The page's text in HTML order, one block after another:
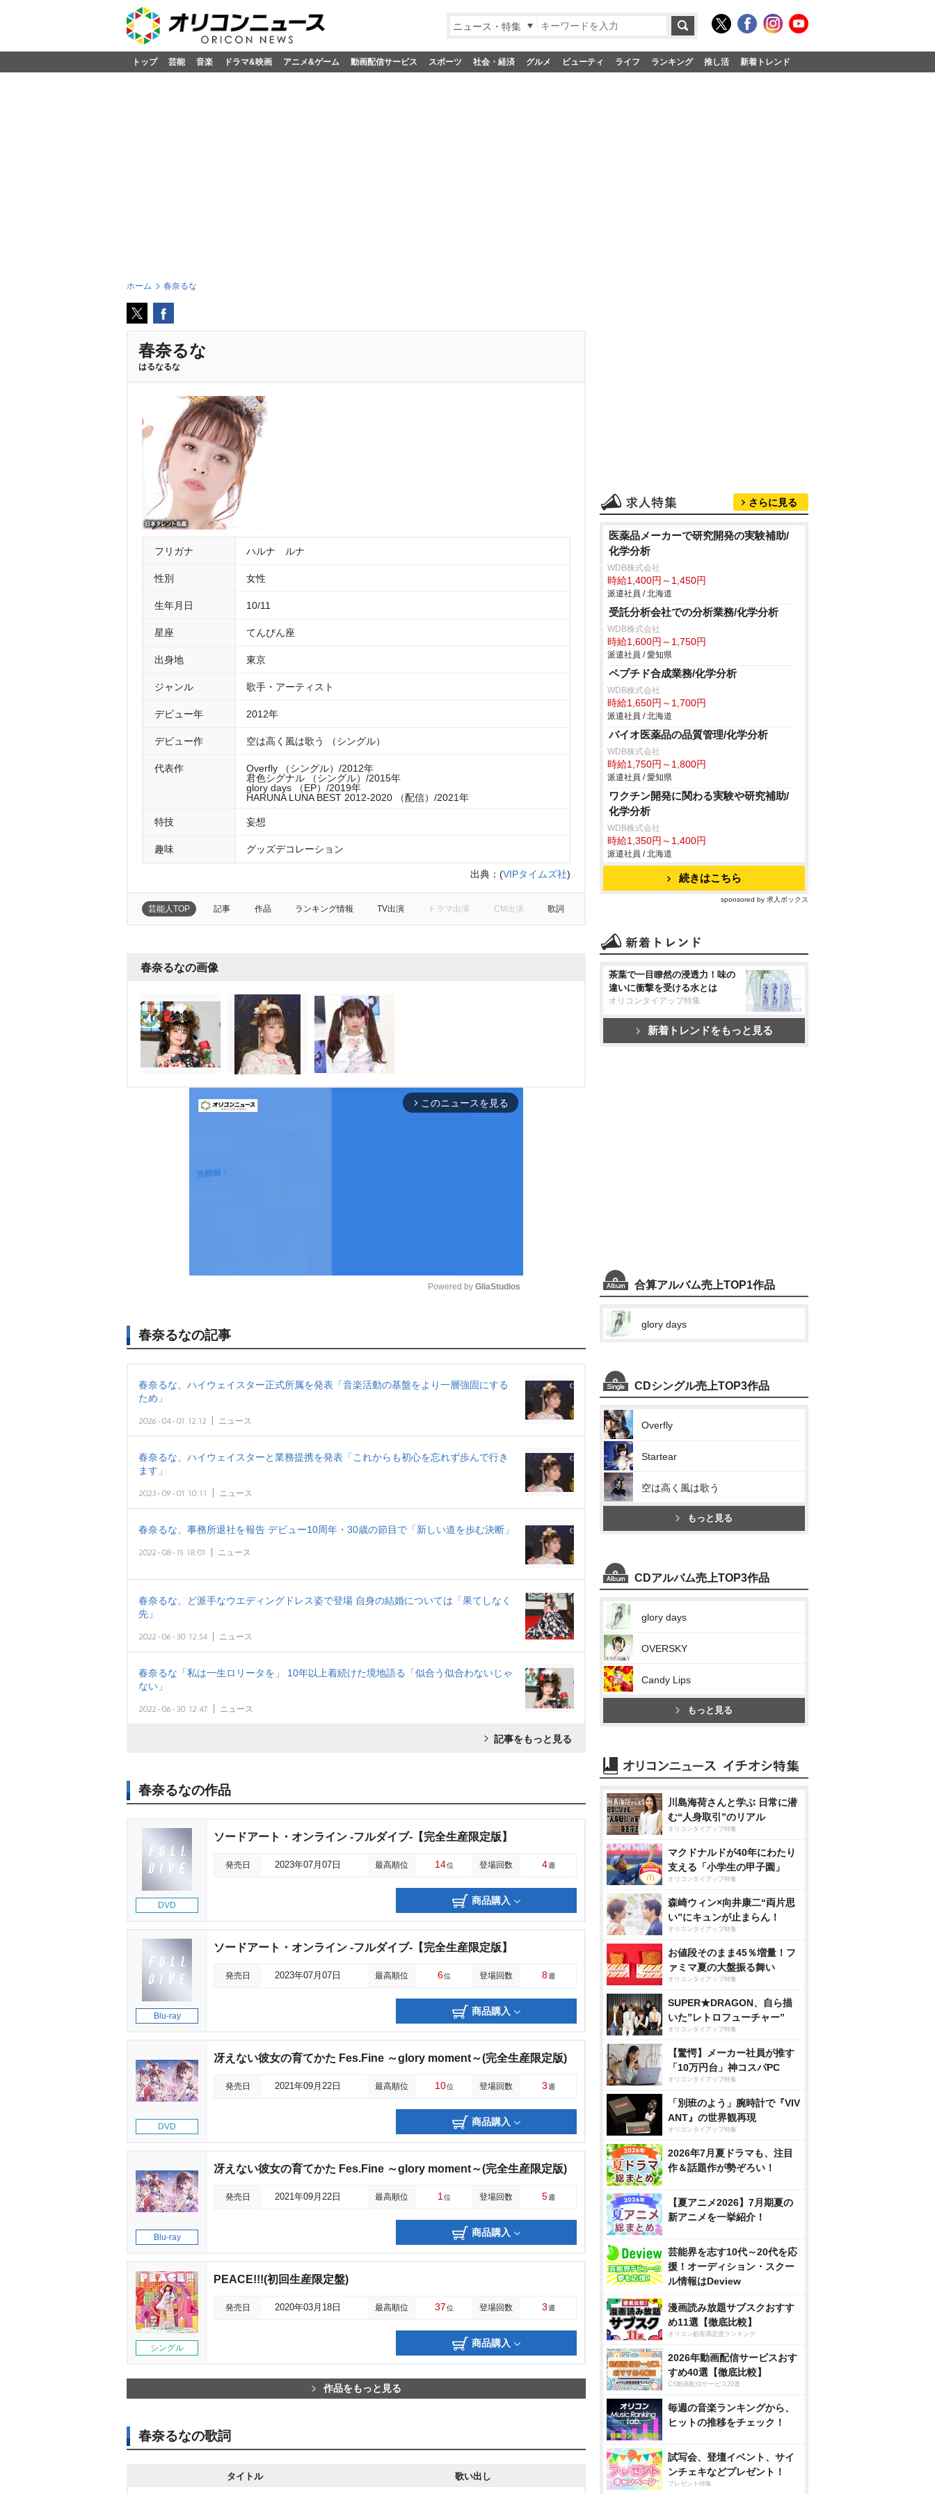
ニュース・特集
トップ 芸能 音楽 ドラマ&映画 アニメ&ゲーム 動画配信サービス スポーツ 社会・経済 グルメ ビューティ ライフ ランキング 推し活 新着トレンド
ホーム 春奈るな
春奈るな
はるなるな
フリガナ ハルナ ルナ
性別 女性
生年月日 10/11
星座 てんびん座
出身地 東京
ジャンル 歌手・アーティスト
デビュー年 2012年
デビュー作 空は高く風は歌う （シングル）
代表作
Overfly （シングル）/2012年
君色シグナル （シングル）/2015年
glory days （EP）/2019年
HARUNA LUNA BEST 2012-2020 （配信）/2021年
特技 妄想
趣味 グッズデコレーション
出典： (VIPタイムズ社)
芸能人TOP 記事 作品 ランキング情報 TV出演 ドラマ出演 CM出演 歌詞
春奈るなの画像
arrow_forward_ios このニュースを見る
u
e
Powered by GliaStudios
春奈るなの記事
春奈るな、ハイウェイスター正式所属を発表「音楽活動の基盤をより一層強固にする
ため」
2026-04-01 12:12 ニュース
春奈るな、ハイウェイスターと業務提携を発表「これからも初心を忘れず歩んで行き
ます」
2023-09-01 10:11 ニュース
春奈るな、事務所退社を報告 デビュー10周年・30歳の節目で「新しい道を歩む決断」
2022-08-15 18:01 ニュース
春奈るな、ど派手なウエディングドレス姿で登場 自身の結婚については「果てしなく
先」
2022-06-30 12:54 ニュース
春奈るな「私は一生ロリータを」 10年以上着続けた境地語る「似合う似合わないじゃ
ない」
2022-06-30 12:47 ニュース
記事をもっと見る
春奈るなの作品
DVD
ソードアート・オンライン -フルダイブ-【完全生産限定版】
発売日 2023年07月07日 最高順位 14位 登場回数 4週
商品購入
Blu-ray
ソードアート・オンライン -フルダイブ-【完全生産限定版】
発売日 2023年07月07日 最高順位 6位 登場回数 8週
商品購入
DVD
冴えない彼女の育てかた Fes.Fine ～glory moment～(完全生産限定版)
発売日 2021年09月22日 最高順位 10位 登場回数 3週
商品購入
Blu-ray
冴えない彼女の育てかた Fes.Fine ～glory moment～(完全生産限定版)
発売日 2021年09月22日 最高順位 1 位 登場回数 5週
商品購入
シングル
PEACE!!!(初回生産限定盤)
発売日 2020年03月18日 最高順位 37位 登場回数 3週
商品購入
作品をもっと見る
春奈るなの歌詞
タイトル 歌い出し
さらに見る
医薬品メーカーで研究開発の実験補助/
化学分析
WDB株式会社
時給1,400円～1,450円
派遣社員 / 北海道
受託分析会社での分析業務/化学分析
WDB株式会社
時給1,600円～1,750円
派遣社員 / 愛知県
ペプチド合成業務/化学分析
WDB株式会社
時給1,650円～1,700円
派遣社員 / 北海道
バイオ医薬品の品質管理/化学分析
WDB株式会社
時給1,750円～1,800円
派遣社員 / 愛知県
ワクチン開発に関わる実験や研究補助/
化学分析
WDB株式会社
時給1,350円～1,400円
派遣社員 / 北海道
続きはこちら
sponsored by 求人ボックス
茶葉で一目瞭然の浸透力！味の
違いに衝撃を受ける水とは
オリコンタイアップ特集
新着トレンドをもっと見る
合算アルバム売上TOP1作品
glory days
CDシングル売上TOP3作品
Overfly
Startear
空は高く風は歌う
もっと見る
CDアルバム売上TOP3作品
glory days
OVERSKY
Candy Lips
もっと見る
川島海荷さんと学ぶ 日常に潜
む“人身取引”のリアル
オリコンタイアップ特集
マクドナルドが40年にわたり
支える「小学生の甲子園」
オリコンタイアップ特集
森崎ウィン×向井康二“両片思
い”にキュンが止まらん！
オリコンタイアップ特集
お値段そのまま45％増量！フ
ァミマ夏の大盤振る舞い
オリコンタイアップ特集
SUPER★DRAGON、自ら描
いた”レトロフューチャー”
オリコンタイアップ特集
【驚愕】メーカー社員が推す
「10万円台」神コスパPC
オリコンタイアップ特集
「別班のよう」腕時計で『VIV
ANT』の世界観再現
オリコンタイアップ特集
2026年7月夏ドラマも、注目
作＆話題作が勢ぞろい！
【夏アニメ2026】7月期夏の
新アニメを一挙紹介！
芸能界を志す10代～20代を応
援！オーディション・スクー
ル情報はDeview
漫画読み放題サブスクおすす
め11選【徹底比較】
オリコン顧客満足度ランキング
2026年動画配信サービスおす
すめ40選【徹底比較】
CS動画配信サービス20選
毎週の音楽ランキングから、
ヒットの推移をチェック！
試写会、登壇イベント、サイ
ンチェキなどプレゼント！
プレゼント特集